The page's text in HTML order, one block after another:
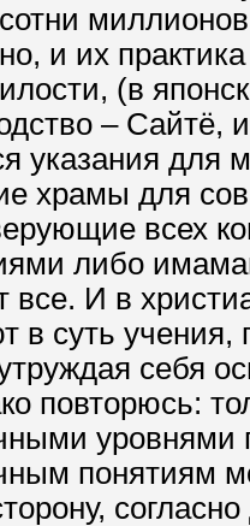
и их
(в
–
указания для
храмы для
всех
либо
все. И в
в суть учения,
себя
повторюсь:
уровнями
понятиям